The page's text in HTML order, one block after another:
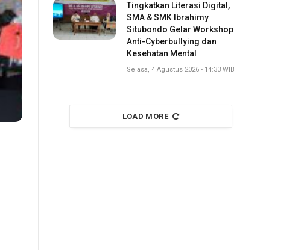
Tingkatkan Literasi Digital,
SMA & SMK Ibrahimy
Situbondo Gelar Workshop
Anti-Cyberbullying dan
Kesehatan Mental
Selasa, 4 Agustus 2026 - 14:33 WIB
LOAD MORE